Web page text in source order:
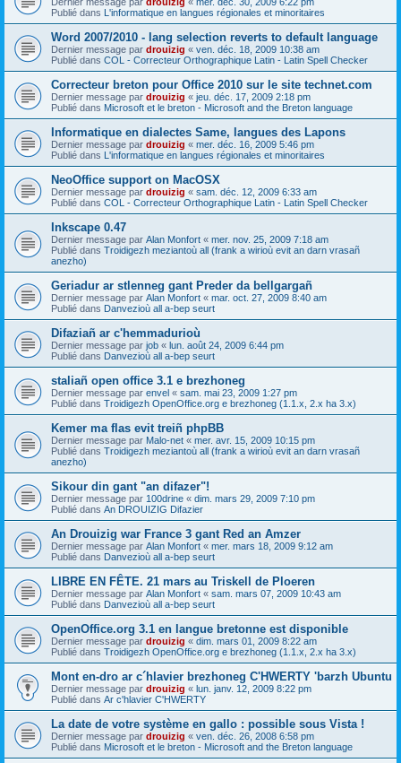
Publié dans L'informatique en langues régionales et minoritaires
Word 2007/2010 - lang selection reverts to default language
Dernier message par drouizig « ven. déc. 18, 2009 10:38 am
Publié dans COL - Correcteur Orthographique Latin - Latin Spell Checker
Correcteur breton pour Office 2010 sur le site technet.com
Dernier message par drouizig « jeu. déc. 17, 2009 2:18 pm
Publié dans Microsoft et le breton - Microsoft and the Breton language
Informatique en dialectes Same, langues des Lapons
Dernier message par drouizig « mer. déc. 16, 2009 5:46 pm
Publié dans L'informatique en langues régionales et minoritaires
NeoOffice support on MacOSX
Dernier message par drouizig « sam. déc. 12, 2009 6:33 am
Publié dans COL - Correcteur Orthographique Latin - Latin Spell Checker
Inkscape 0.47
Dernier message par Alan Monfort « mer. nov. 25, 2009 7:18 am
Publié dans Troidigezh meziantoù all (frank a wirioù evit an darn vrasañ
anezho)
Geriadur ar stlenneg gant Preder da bellgargañ
Dernier message par Alan Monfort « mar. oct. 27, 2009 8:40 am
Publié dans Danvezioù all a-bep seurt
Difaziañ ar c'hemmadurioù
Dernier message par job « lun. août 24, 2009 6:44 pm
Publié dans Danvezioù all a-bep seurt
staliañ open office 3.1 e brezhoneg
Dernier message par envel « sam. mai 23, 2009 1:27 pm
Publié dans Troidigezh OpenOffice.org e brezhoneg (1.1.x, 2.x ha 3.x)
Kemer ma flas evit treiñ phpBB
Dernier message par Malo-net « mer. avr. 15, 2009 10:15 pm
Publié dans Troidigezh meziantoù all (frank a wirioù evit an darn vrasañ
anezho)
Sikour din gant "an difazer"!
Dernier message par 100drine « dim. mars 29, 2009 7:10 pm
Publié dans An DROUIZIG Difazier
An Drouizig war France 3 gant Red an Amzer
Dernier message par Alan Monfort « mer. mars 18, 2009 9:12 am
Publié dans Danvezioù all a-bep seurt
LIBRE EN FÊTE. 21 mars au Triskell de Ploeren
Dernier message par Alan Monfort « sam. mars 07, 2009 10:43 am
Publié dans Danvezioù all a-bep seurt
OpenOffice.org 3.1 en langue bretonne est disponible
Dernier message par drouizig « dim. mars 01, 2009 8:22 am
Publié dans Troidigezh OpenOffice.org e brezhoneg (1.1.x, 2.x ha 3.x)
Mont en-dro ar c´hlavier brezhoneg C'HWERTY 'barzh Ubuntu
Dernier message par drouizig « lun. janv. 12, 2009 8:22 pm
Publié dans Ar c'hlavier C'HWERTY
La date de votre système en gallo : possible sous Vista !
Dernier message par drouizig « ven. déc. 26, 2008 6:58 pm
Publié dans Microsoft et le breton - Microsoft and the Breton language